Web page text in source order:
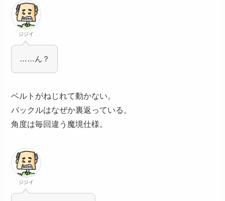
ジジイ
……ん？
ベルトがねじれて動かない。
バックルはなぜか裏返っている。
角度は毎回違う魔境仕様。
ジジイ